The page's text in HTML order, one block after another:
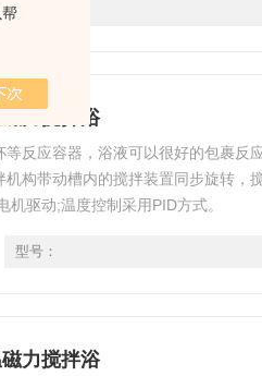
型号：
力搅拌浴
反应容器，浴液可以很好的包裹反
构带动槽内的搅拌装置同步旋转，
驱动;温度控制采用PID方式。
型号：
力搅拌浴